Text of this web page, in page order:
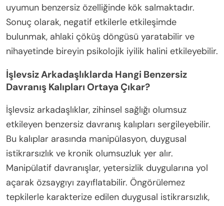
uyumun benzersiz özelliğinde kök salmaktadır.
Sonuç olarak, negatif etkilerle etkileşimde
bulunmak, ahlaki çöküş döngüsü yaratabilir ve
nihayetinde bireyin psikolojik iyilik halini etkileyebilir.
İşlevsiz Arkadaşlıklarda Hangi Benzersiz
Davranış Kalıpları Ortaya Çıkar?
İşlevsiz arkadaşlıklar, zihinsel sağlığı olumsuz
etkileyen benzersiz davranış kalıpları sergileyebilir.
Bu kalıplar arasında manipülasyon, duygusal
istikrarsızlık ve kronik olumsuzluk yer alır.
Manipülatif davranışlar, yetersizlik duygularına yol
açarak özsaygıyı zayıflatabilir. Öngörülemez
tepkilerle karakterize edilen duygusal istikrarsızlık,